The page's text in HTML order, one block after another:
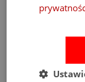
Bestsellery